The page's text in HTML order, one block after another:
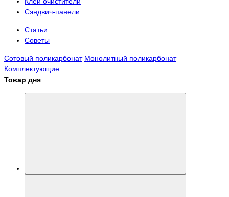
Сэндвич-панели
Статьи
Советы
Сотовый поликарбонат Монолитный поликарбонат
Комплектующие
Товар дня